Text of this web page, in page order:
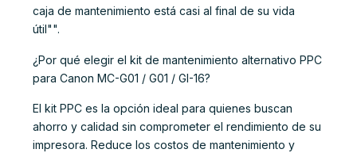
caja de mantenimiento está casi al final de su vida
útil"".
¿Por qué elegir el kit de mantenimiento alternativo PPC
para Canon MC-G01 / G01 / GI-16?
El kit PPC es la opción ideal para quienes buscan
ahorro y calidad sin comprometer el rendimiento de su
impresora. Reduce los costos de mantenimiento y